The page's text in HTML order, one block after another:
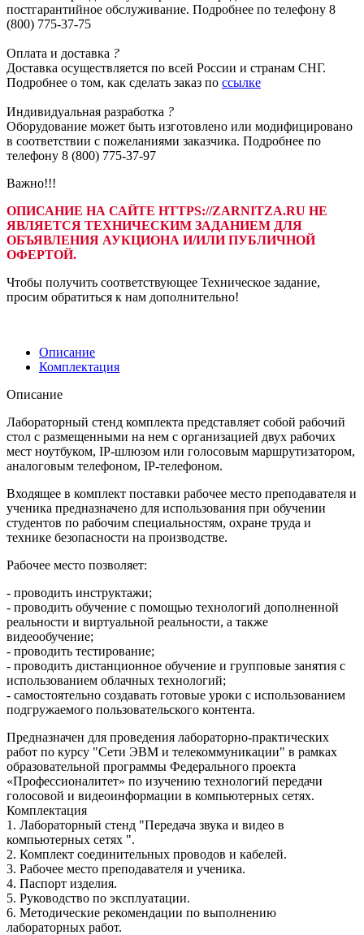
постгарантийное обслуживание. Подробнее по телефону 8
(800) 775-37-75
Оплата и доставка ?
Доставка осуществляется по всей России и странам СНГ.
Подробнее о том, как сделать заказ по ссылке
Индивидуальная разработка ?
Оборудование может быть изготовлено или модифицировано
в соответствии с пожеланиями заказчика. Подробнее по
телефону 8 (800) 775-37-97
Важно!!!
ОПИСАНИЕ НА САЙТЕ HTTPS://ZARNITZA.RU НЕ
ЯВЛЯЕТСЯ ТЕХНИЧЕСКИМ ЗАДАНИЕМ ДЛЯ
ОБЪЯВЛЕНИЯ АУКЦИОНА И/ИЛИ ПУБЛИЧНОЙ
ОФЕРТОЙ.
Чтобы получить соответствующее Техническое задание,
просим обратиться к нам дополнительно!
Описание
Комплектация
Описание
Лабораторный стенд комплекта представляет собой рабочий
стол с размещенными на нем с организацией двух рабочих
мест ноутбуком, IP-шлюзом или голосовым маршрутизатором,
аналоговым телефоном, IP-телефоном.
Входящее в комплект поставки рабочее место преподавателя и
ученика предназначено для использования при обучении
студентов по рабочим специальностям, охране труда и
технике безопасности на производстве.
Рабочее место позволяет:
- проводить инструктажи;
- проводить обучение с помощью технологий дополненной
реальности и виртуальной реальности, а также
видеообучение;
- проводить тестирование;
- проводить дистанционное обучение и групповые занятия с
использованием облачных технологий;
- самостоятельно создавать готовые уроки с использованием
подгружаемого пользовательского контента.
Предназначен для проведения лабораторно-практических
работ по курсу "Сети ЭВМ и телекоммуникации" в рамках
образовательной программы Федерального проекта
«Профессионалитет» по изучению технологий передачи
голосовой и видеоинформации в компьютерных сетях.
Комплектация
1. Лабораторный стенд "Передача звука и видео в
компьютерных сетях ".
2. Комплект соединительных проводов и кабелей.
3. Рабочее место преподавателя и ученика.
4. Паспорт изделия.
5. Руководство по эксплуатации.
6. Методические рекомендации по выполнению
лабораторных работ.